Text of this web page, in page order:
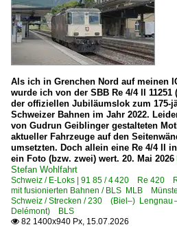
Als ich in Grenchen Nord auf meinen
wurde ich von der SBB Re 4/4 II 11251
der offiziellen Jubiläumslok zum 175-
Schweizer Bahnen im Jahr 2022.
von Gudrun Geiblinger gestalteten
aktueller Fahrzeuge auf den
umsetzten. Doch allein eine Re 4/4 II
ein Foto (bzw. zwei) wert. 20. Mai 2026
Stefan Wohlfahrt
Schweiz / E-Loks | 91 85 / 4 420 Re 420
mit fusionierten Bahnen / BLS MLB
Schweiz / Strecken / 230 (Biel–) Lengnau
Delémont) BLS
 82 1400x940 Px, 15.07.2026